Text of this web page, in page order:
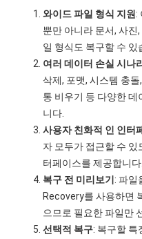
와이드 파일 형식 지원 :
뿐만 아니라 문서, 사
일 형식도 복구할 수 있
여러 데이터 손실 시나
삭제, 포맷, 시스템 충
통 비우기 등 다양한
니다.
사용자 친화적 인 인터
자 모두가 접근할 수
터페이스를 제공합니다.
복구 전 미리보기 : 파일
Recovery를 사용하면
으므로 필요한 파일만
선택적 복구: 복구할 특